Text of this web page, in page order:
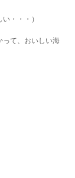
・・・）
って、おいしい海